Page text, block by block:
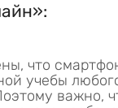
что
учебы
важно,